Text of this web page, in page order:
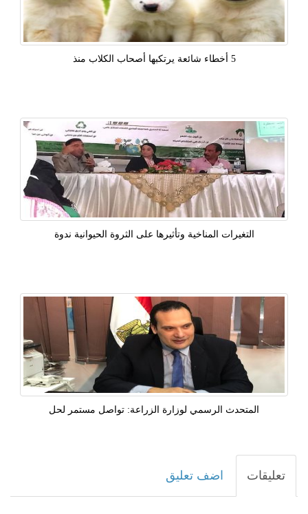
5 أخطاء شائعة يرتكبها أصحاب الكلاب منذ
التغيرات المناخية وتأثيرها على الثروة الحيوانية ندوة
المتحدث الرسمي لوزارة الزراعة: تواصل مستمر لحل
تعليقات اضف تعليق